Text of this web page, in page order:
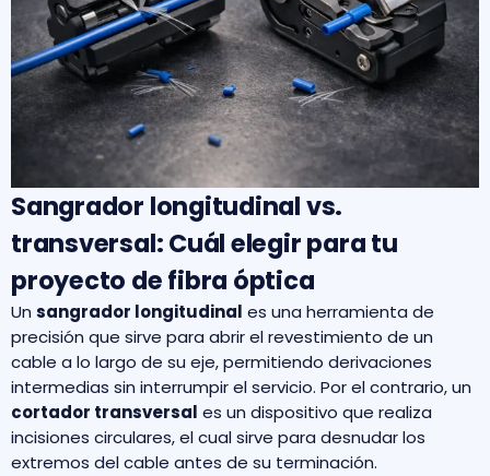
Sangrador longitudinal vs.
transversal: Cuál elegir para tu
proyecto de fibra óptica
Un sangrador longitudinal es una herramienta de
precisión que sirve para abrir el revestimiento de un
cable a lo largo de su eje, permitiendo derivaciones
intermedias sin interrumpir el servicio. Por el contrario, un
cortador transversal es un dispositivo que realiza
incisiones circulares, el cual sirve para desnudar los
extremos del cable antes de su terminación.